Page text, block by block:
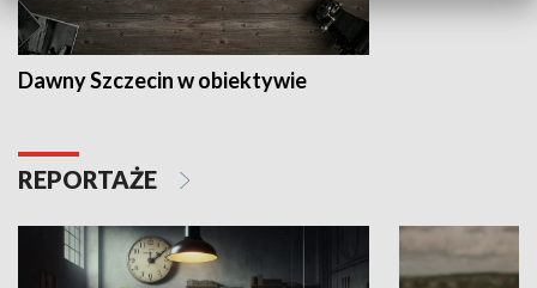
Dawny Szczecin w obiektywie
REPORTAŻE